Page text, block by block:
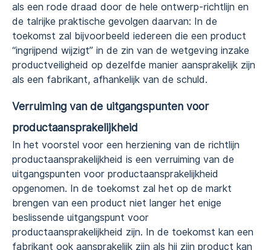
als een rode draad door de hele ontwerp-richtlijn en
de talrijke praktische gevolgen daarvan: In de
toekomst zal bijvoorbeeld iedereen die een product
“ingrijpend wijzigt” in de zin van de wetgeving inzake
productveiligheid op dezelfde manier aansprakelijk zijn
als een fabrikant, afhankelijk van de schuld.
Verruiming van de uitgangspunten voor
productaansprakelijkheid
In het voorstel voor een herziening van de richtlijn
productaansprakelijkheid is een verruiming van de
uitgangspunten voor productaansprakelijkheid
opgenomen. In de toekomst zal het op de markt
brengen van een product niet langer het enige
beslissende uitgangspunt voor
productaansprakelijkheid zijn. In de toekomst kan een
fabrikant ook aansprakelijk zijn als hij zijn product kan